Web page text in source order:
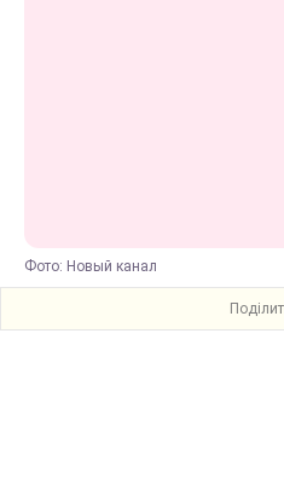
Фото: Новый канал